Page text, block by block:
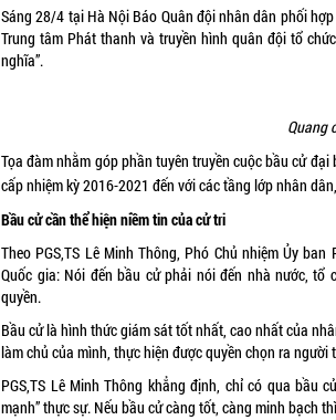
Sáng 28/4 tại Hà Nội Báo Quân đội nhân dân phối
Trung tâm Phát thanh và truyền hình quân đội tổ
nghĩa”.
Quang
Tọa đàm nhằm góp phần tuyên truyền cuộc bầu cử
cấp nhiệm kỳ 2016-2021 đến với các tầng lớp nhân
Bầu cử cần thể hiện niềm tin của cử tri
Theo PGS,TS Lê Minh Thông, Phó Chủ nhiệm Ủy
Quốc gia: Nói đến bầu cử phải nói đến nhà nước,
quyền.
Bầu cử là hình thức giám sát tốt nhất, cao nhất của
làm chủ của mình, thực hiện được quyền chọn ra
PGS,TS Lê Minh Thông khẳng định, chỉ có qua bầu
mạnh” thực sự. Nếu bầu cử càng tốt, càng minh bạch